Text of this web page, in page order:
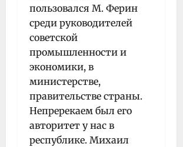
пользовался М. Ферин
среди руководителей
советской
промышленности и
экономики, в
министерстве,
правительстве страны.
Непре­рекаем был его
авторитет у нас в
республике. Миха­ил